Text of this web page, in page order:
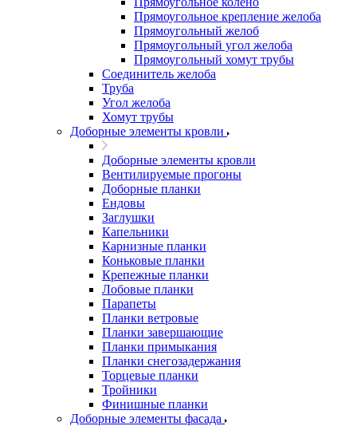
Прямоугольное крепление желоба
Прямоугольный желоб
Прямоугольный угол желоба
Прямоугольный хомут трубы
Соединитель желоба
Труба
Угол желоба
Хомут трубы
Доборные элементы кровли
Доборные элементы кровли
Вентилируемые прогоны
Доборные планки
Ендовы
Заглушки
Капельники
Карнизные планки
Коньковые планки
Крепежные планки
Лобовые планки
Парапеты
Планки ветровые
Планки завершающие
Планки примыкания
Планки снегозадержания
Торцевые планки
Тройники
Финишные планки
Доборные элементы фасада